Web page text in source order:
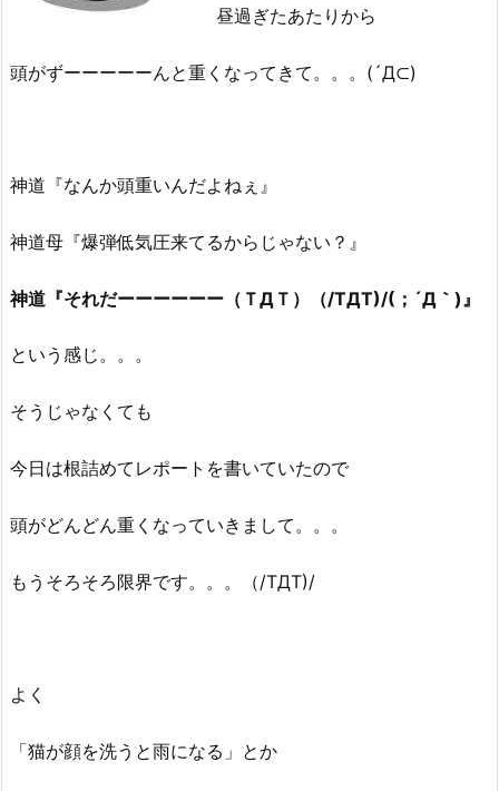
昼過ぎたあたりから
頭がずーーーーーんと重くなってきて。。。(´Д⊂)
神道『なんか頭重いんだよねぇ』
神道母『爆弾低気圧来てるからじゃない？』
神道『それだーーーーーー（ＴДＴ）（/TДT)/(；´Д｀)』
という感じ。。。
そうじゃなくても
今日は根詰めてレポートを書いていたので
頭がどんどん重くなっていきまして。。。
もうそろそろ限界です。。。（/TДT)/
よく
「猫が顔を洗うと雨になる」とか